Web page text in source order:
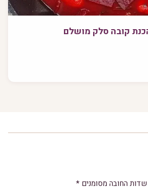
קובה סלק מושלם
שדות החובה מסומנים *